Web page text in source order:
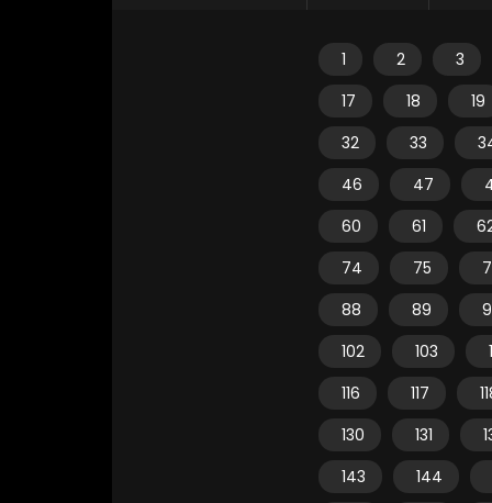
1 2
3
17
18
19
32
33
46
47
60
61
74
75
88
89
102
103
116
117
130
131
143
144